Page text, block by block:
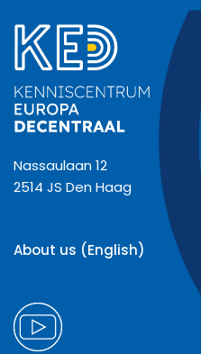
Nassaulaan 12
2514 JS Den Haag
About us (English)